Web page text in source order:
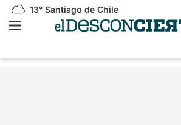
13° Santiago de Chile